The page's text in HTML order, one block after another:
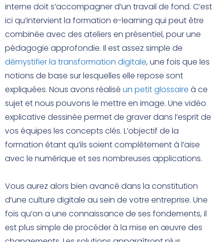
interne doit s’accompagner d’un travail de fond. C’est
ici qu’intervient la formation e-learning qui peut être
combinée avec des ateliers en présentiel, pour une
pédagogie approfondie. Il est assez simple de
démystifier la transformation digitale, une fois que les
notions de base sur lesquelles elle repose sont
expliquées. Nous avons réalisé un petit glossaire à ce
sujet et nous pouvons le mettre en image. Une vidéo
explicative dessinée permet de graver dans l’esprit de
vos équipes les concepts clés. L’objectif de la
formation étant qu’ils soient complètement à l’aise
avec le numérique et ses nombreuses applications.
Vous aurez alors bien avancé dans la constitution
d’une culture digitale au sein de votre entreprise. Une
fois qu’on a une connaissance de ses fondements, il
est plus simple de procéder à la mise en œuvre des